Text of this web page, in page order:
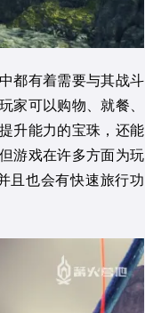
都有着需要与其战斗
可以购物、就餐、
升能力的宝珠，还能
游戏在许多方面为玩
且也会有快速旅行功